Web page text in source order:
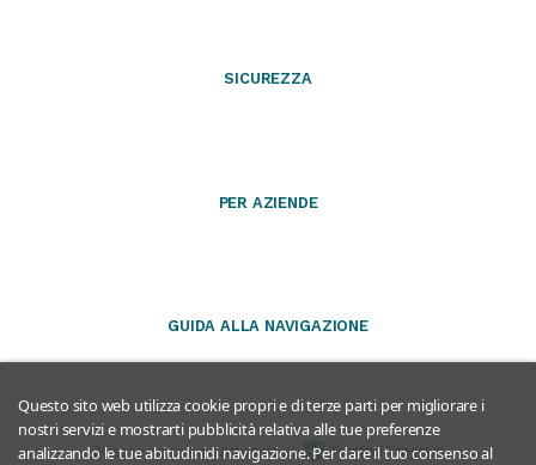
SICUREZZA
PER AZIENDE
GUIDA ALLA NAVIGAZIONE
Questo negozio partecipa al Program
Questo sito web utilizza cookie propri e di terze parti per migliorare i
nostri servizi e mostrarti pubblicità relativa alle tue preferenze
analizzando le tue abitudinidi navigazione. Per dare il tuo consenso al